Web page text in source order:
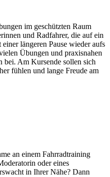
im geschützten Raum
und Radfahrer, die auf ein
längeren Pause wieder aufs
Übungen und praxisnahen
bei. Am Kursende sollen sich
fühlen und lange Freude am
an einem Fahrradtraining
oder eines
in Ihrer Nähe? Dann